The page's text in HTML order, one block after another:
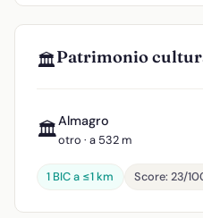
🏛️Patrimonio
🏛️Almagro
otro · a 532 m
1 BIC a ≤1 km Score: 23/